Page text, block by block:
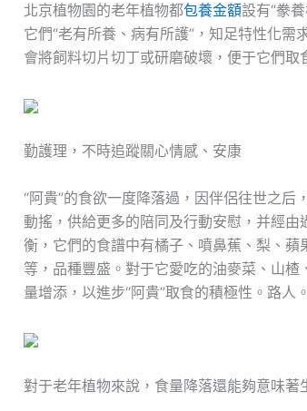
北京植物園的老年植物都包養金額設有“豢
它們“老有所養、病有所護”，知足特性化
會將飼料切片切丁或研磨破壞，便于它們取
勤護理，不時追蹤關心情感、安康
“阿貴”的食欲一度降落過，因伴侶往世之
動搖，供給更多的陪同及行動安慰，并經由
衡，它們的食譜中有橘子、噴鼻蕉、梨、
等，品種豐盛。對于它愛吃的油麥菜、山
量增添，以進步“阿貴”取食的積極性。路人。
對于老年植物來說，食量降落還能夠意味著